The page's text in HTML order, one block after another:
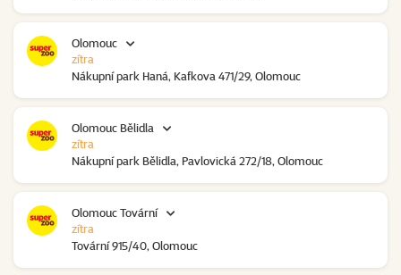
Olomouc
Nákupní park Haná, Kafkova 471/29, Olomouc
zítra
Olomouc Bělidla
Nákupní park Bělidla, Pavlovická 272/18, Olomouc
zítra
Olomouc Tovární
Tovární 915/40, Olomouc
zítra